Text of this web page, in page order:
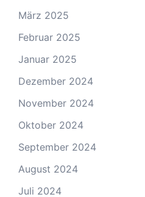
März 2025
Februar 2025
Januar 2025
Dezember 2024
November 2024
Oktober 2024
September 2024
August 2024
Juli 2024